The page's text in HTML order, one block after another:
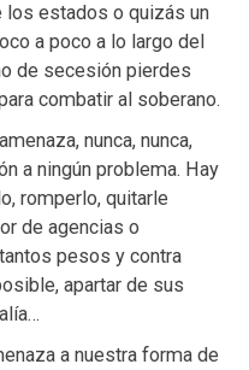
los estados o quizás un
a poco a lo largo del
de secesión pierdes
combatir al soberano.
nunca, nunca,
a ningún problema. Hay
romperlo, quitarle
de agencias o
pesos y contra
apartar de sus
a nuestra forma de